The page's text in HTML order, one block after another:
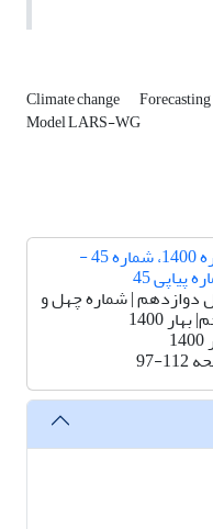
Climate change Forecasting
Model LARS-WG
دوره 1400، شماره 45 -
پیاپی 45
دوازدهم | شماره چهل و
1400
97-112